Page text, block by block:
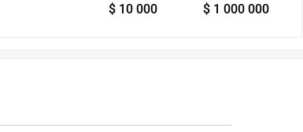
$ 10 000 $ 1 000 000